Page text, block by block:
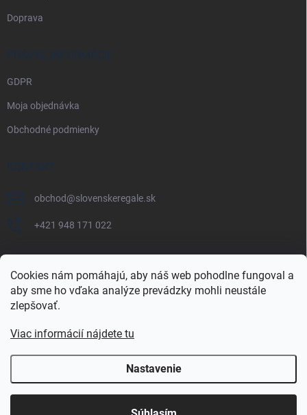
Cookies nám pomáhajú, aby náš web pohodlne fungoval a
aby sme ho vďaka analýze prevádzky mohli neustále
zlepšovať.
Viac informácií nájdete tu
Nastavenie
Doprava
PRÁVNE INFORMÁCIE
GDPR
Moja objednávka
Obchodné podmienky
KONTAKT
obchod@slovenskeregale.sk
+421 948 171 022
Najnakup.sk Heureka.sk Pricemania.sk
slovenskéregále.sk